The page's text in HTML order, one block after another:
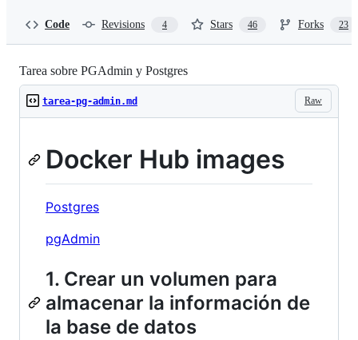
Code Revisions 4 Stars 46 Forks 23
Tarea sobre PGAdmin y Postgres
Raw
tarea-pg-admin.md
Docker Hub images
Postgres
pgAdmin
1. Crear un volumen para
almacenar la información de
la base de datos